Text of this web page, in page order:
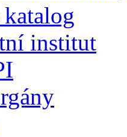
institut